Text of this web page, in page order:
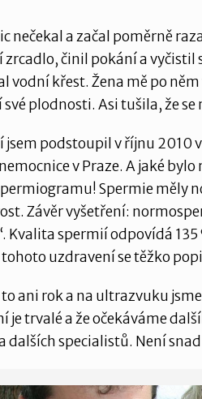
nečekal a začal poměrně
zrcadlo, činil pokání a vyčistil
vodní křest. Žena mě po
plodnosti. Asi tušila, že
jsem podstoupil v říjnu 2010
v Praze. A jaké
Spermie měly
Závěr vyšetření:
Kvalita spermií odpovídá
tohoto uzdravení se těžko
ani rok a na ultrazvuku
je trvalé a že očekáváme
dalších specialistů. Není